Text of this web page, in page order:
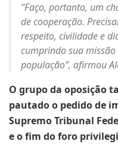
“Faço, portanto, um
de cooperação.
respeito, civilidade e
cumprindo sua
população”, afirmou
O grupo da oposição
pautado o pedido de
Supremo Tribunal
e o fim do foro